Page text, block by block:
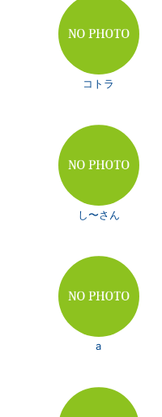
コトラ
し〜さん
a